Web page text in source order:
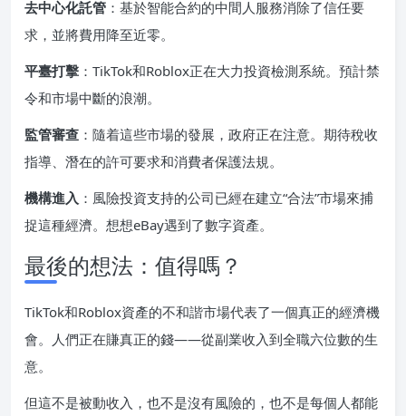
去中心化託管 ：基於智能合約的中間人服務消除了信任要
求，並將費用降至近零。
平臺打擊 ：TikTok和Roblox正在大力投資檢測系統。預計禁
令和市場中斷的浪潮。
監管審查 ：隨着這些市場的發展，政府正在注意。期待稅收
指導、潛在的許可要求和消費者保護法規。
機構進入 ：風險投資支持的公司已經在建立“合法”市場來捕
捉這種經濟。想想eBay遇到了數字資產。
最後的想法：值得嗎？
TikTok和Roblox資產的不和諧市場代表了一個真正的經濟機
會。人們正在賺真正的錢——從副業收入到全職六位數的生
意。
但這不是被動收入，也不是沒有風險的，也不是每個人都能